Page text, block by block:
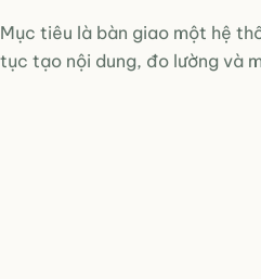
Mục tiêu là bàn giao một hệ
tục tạo nội dung, đo lường và